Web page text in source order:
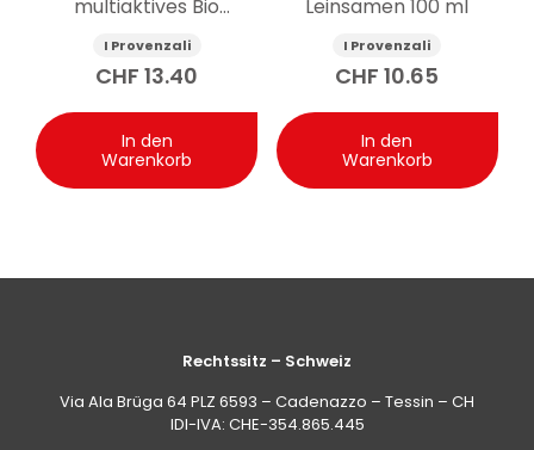
multiaktives Bio
Gesichtsserum
Ligurischer Lavendel 30
I Provenzali
CHF 13.40
In den
Warenkorb
Leinsamen 100 ml
I Provenzali
CHF 10.65
In den
Warenkorb
Rechtssitz – Schweiz
Via Ala Brüga 64 PLZ 6593 – Cadenazzo – Tessin – CH
IDI-IVA: CHE-354.865.445